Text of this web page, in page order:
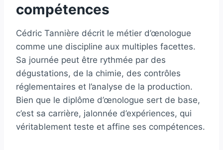
compétences
Cédric Tannière décrit le métier d’œnologue
comme une discipline aux multiples facettes.
Sa journée peut être rythmée par des
dégustations, de la chimie, des contrôles
réglementaires et l’analyse de la production.
Bien que le diplôme d’œnologue sert de base,
c’est sa carrière, jalonnée d’expériences, qui
véritablement teste et affine ses compétences.